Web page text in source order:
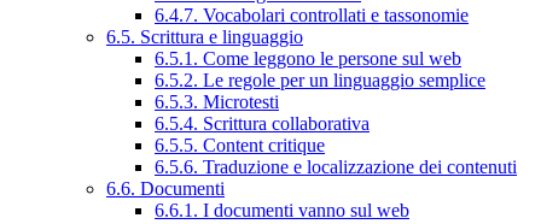
6.4.7. Vocabolari controllati e tassonomie
6.5. Scrittura e linguaggio
6.5.1. Come leggono le persone sul web
6.5.2. Le regole per un linguaggio semplice
6.5.3. Microtesti
6.5.4. Scrittura collaborativa
6.5.5. Content critique
6.5.6. Traduzione e localizzazione dei contenuti
6.6. Documenti
6.6.1. I documenti vanno sul web